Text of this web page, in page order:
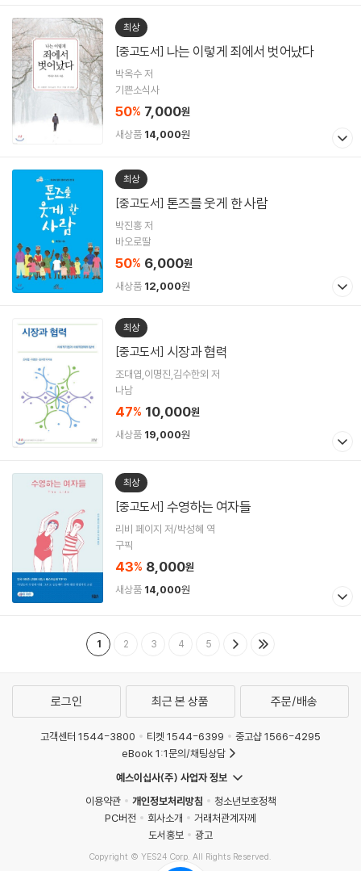
최상
[중고도서] 나는 이렇게 죄에서 벗어났다
박옥수 저
기쁜소식사
50% 7,000원
새상품 14,000원
최상
[중고도서] 톤즈를 웃게 한 사람
박진홍 저
바오로딸
50% 6,000원
새상품 12,000원
최상
[중고도서] 시장과 협력
조대엽,이명진,김수한외 저
나남
47% 10,000원
새상품 19,000원
최상
[중고도서] 수영하는 여자들
리비 페이지 저/박성혜 역
구픽
43% 8,000원
새상품 14,000원
1 2 3 4 5
로그인 최근 본 상품 주문/배송
고객센터 1544-3800 티켓 1544-6399
중고샵 1566-4295
eBook 1:1문의/채팅상담
예스이십사(주) 사업자 정보
이용약관
개인정보처리방침
청소년보호정책
PC버전
회사소개
거래처관계자께
도서홍보
광고
Copyright © YES24 Corp. All Rights Reserved.